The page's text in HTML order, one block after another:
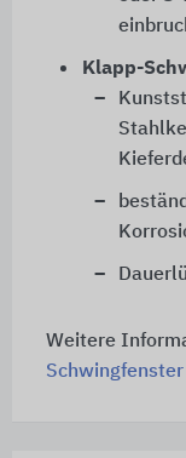
Klapp-
Weitere